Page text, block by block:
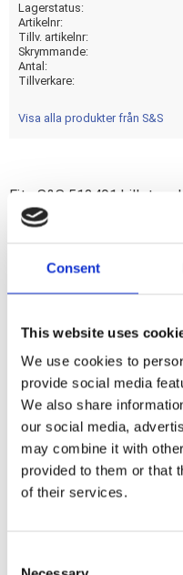
Consent
This website uses
We use cookies to
provide social media
We also share
our social media,
may combine it with
provided to them or that
of their services.
Lagerstatus
Artikelnr
Tillv. artikelnr
Skrymmande
Antal
Tillverkare
Visa alla produkter från S&S
Fits S&S 512491 billet
kit that contains all
Dela med dig
F
a
c
e
b
o
o
k
Omdömen
Du